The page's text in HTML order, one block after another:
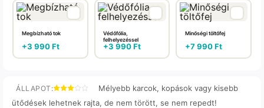
Megbízható tok
+3 990Ft
Védőfólia,
felhelyezéssel
+3 990Ft
Minőségi töltőfej
+7 990Ft
ÁLLAPOT:
Mélyebb karcok, kopások vagy kisebb
ütődések lehetnek rajta, de nem törött, se nem repedt!